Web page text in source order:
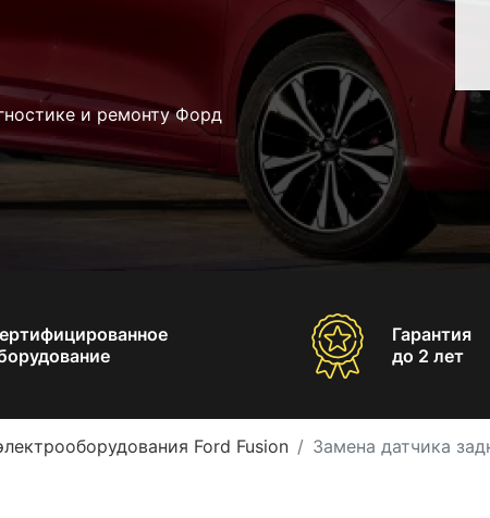
и ремонту Форд
Гарантия
до 2 лет
Ford Fusion Замена датчика